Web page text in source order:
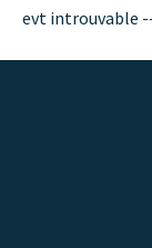
evt introuvable